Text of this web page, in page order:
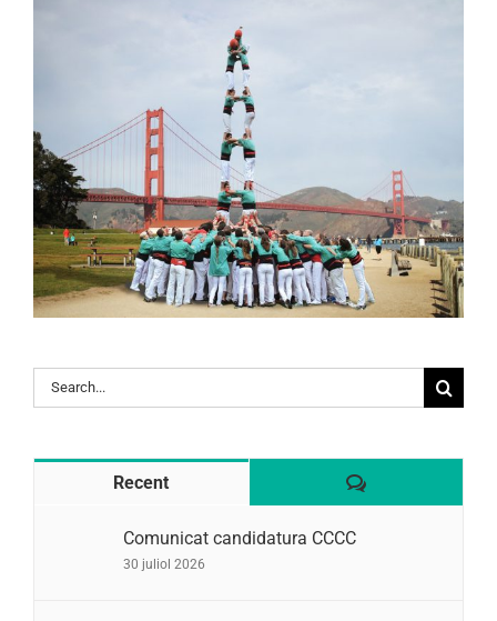
Search
for:
Recent Comentaris
Comunicat candidatura CCCC
30 juliol 2026